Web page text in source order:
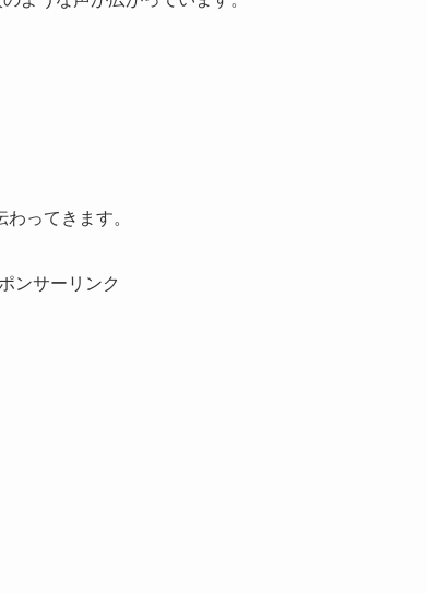
ってきます。
ンサーリンク